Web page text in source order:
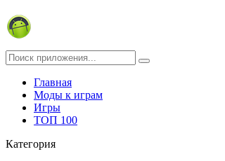
Главная
Моды к играм
Игры
ТОП 100
Категория